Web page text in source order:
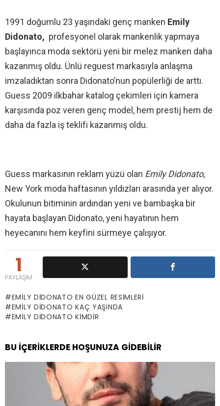
1991 doğumlu 23 yaşındaki genç manken Emily
Didonato, profesyonel olarak mankenlik yapmaya
başlayınca moda sektörü yeni bir melez manken daha
kazanmış oldu. Ünlü reguest markasıyla anlaşma
imzaladıktan sonra Didonato’nun popülerliği de arttı.
Guess 2009 ilkbahar katalog çekimleri için kamera
karşısında poz veren genç model, hem prestij hem de
daha da fazla iş teklifi kazanmış oldu.
Guess markasının reklam yüzü olan Emily Didonato,
New York moda haftasının yıldızları arasında yer alıyor.
Okulunun bitiminin ardından yeni ve bambaşka bir
hayata başlayan Didonato, yeni hayatının hem
heyecanını hem keyfini sürmeye çalışıyor.
1
PAYLAŞIM
EMILY DIDONATO EN GÜZEL RESIMLERI
EMILY DIDONATO KAÇ YAŞINDA
EMILY DIDONATO KIMDIR
BU İÇERIKLERDE HOŞUNUZA GIDEBILIR